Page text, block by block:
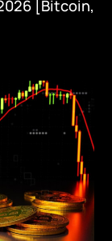
[Bitcoin,